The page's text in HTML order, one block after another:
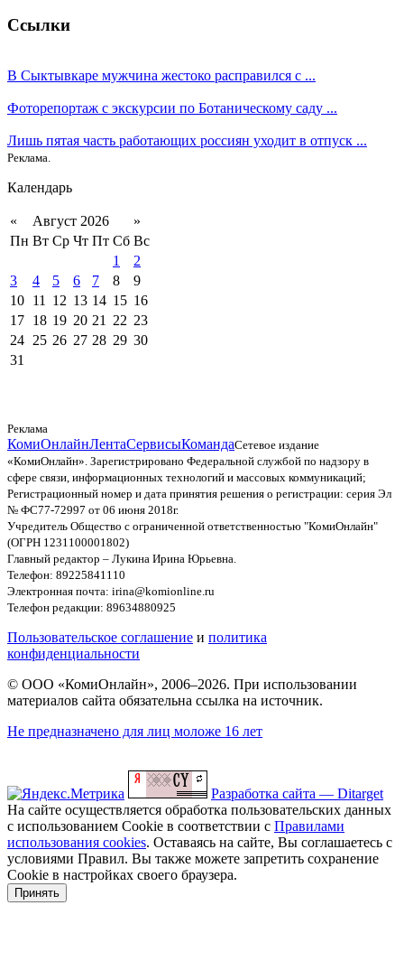
Ссылки
В Сыктывкаре мужчина жестоко расправился с ...
Фоторепортаж с экскурсии по Ботаническому саду ...
Лишь пятая часть работающих россиян уходит в отпуск ...
Реклама.
Календарь
« Август 2026
»
Пн Вт Ср Чт Пт Сб Вс
1
2
3
4 5 6 7 8
9
10 11 12 13 14 15 16
17 18 19 20 21 22 23
24 25 26 27 28 29 30
31
Реклама
КомиОнлайнЛентаСервисыКомандаСетевое издание
«КомиОнлайн». Зарегистрировано Федеральной службой по надзору в
сфере связи, информационных технологий и массовых коммуникаций;
Регистрационный номер и дата принятия решения о регистрации: серия Эл
№ ФС77-72997 от 06 июня 2018г.
Учредитель Общество с ограниченной ответственностью "КомиОнлайн"
(ОГРН 1231100001802)
Главный редактор – Лукина Ирина Юрьевна.
Телефон: 89225841110
Электронная почта: irina@komionline.ru
Телефон редакции: 89634880925
Пользовательское соглашение и политика
конфиденциальности
© ООО «КомиОнлайн», 2006–2026. При использовании
материалов сайта обязательна ссылка на источник.
Не предназначено для лиц моложе 16 лет
Разработка сайта — Ditarget
На сайте осуществляется обработка пользовательских данных
с использованием Cookie в соответствии с Правилами
использования cookies. Оставаясь на сайте, Вы соглашаетесь с
условиями Правил. Вы также можете запретить сохранение
Cookie в настройках своего браузера.
Принять